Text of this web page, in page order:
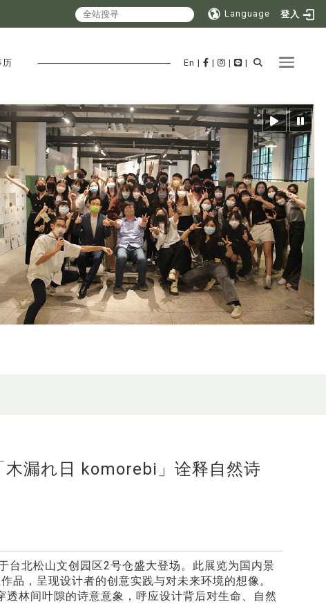
Language 登入
Toggle
历 En | | | |
木漏れ日 komorebi」诠释自然诗
北松山文创园区2号仓盛大登场。此展览为国内景
品，呈现设计者的创意实践与对未来环境的想像。
林间叶隙的诗意意象，呼应设计背后对生命、自然